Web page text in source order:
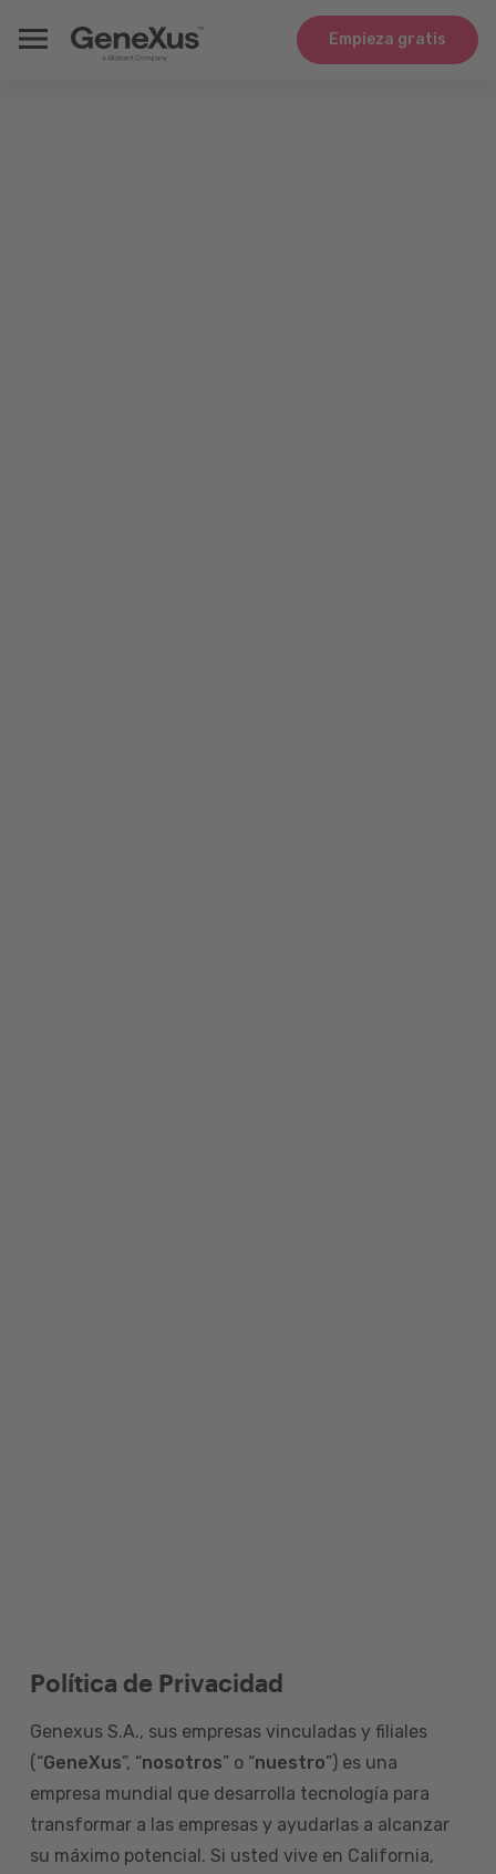
Empieza gratis
Política de Privacidad
Genexus S.A., sus empresas vinculadas y filiales
(“GeneXus”, “nosotros” o “nuestro”) es una
empresa mundial que desarrolla tecnología para
transformar a las empresas y ayudarlas a alcanzar
su máximo potencial. Si usted vive en California,